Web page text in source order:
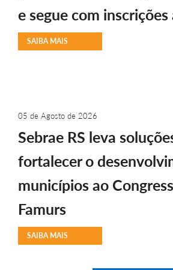
e segue com
SAIBA MAIS
05 de Agosto de 2026
Sebrae RS leva
fortalecer o
municípios ao
Famurs
SAIBA MAIS